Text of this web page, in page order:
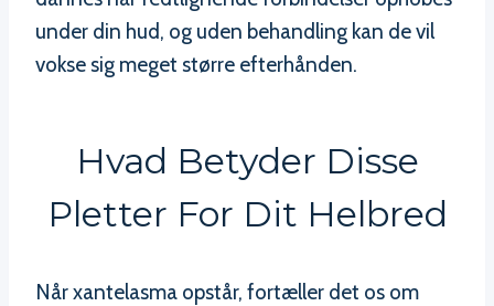
under din hud, og uden behandling kan de vil
vokse sig meget større efterhånden.
Hvad Betyder Disse
Pletter For Dit Helbred
Når xantelasma opstår, fortæller det os om